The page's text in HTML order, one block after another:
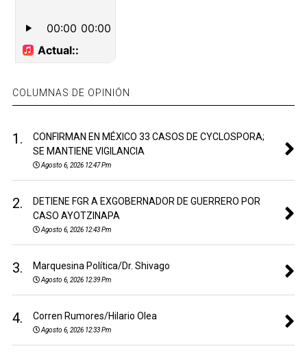
COLUMNAS DE OPINIÓN
1.
CONFIRMAN EN MÉXICO 33 CASOS DE CYCLOSPORA;
SE MANTIENE VIGILANCIA
Agosto 6, 2026 12:47 Pm
2.
DETIENE FGR A EXGOBERNADOR DE GUERRERO POR
CASO AYOTZINAPA
Agosto 6, 2026 12:43 Pm
3. Marquesina Política/Dr. Shivago
Agosto 6, 2026 12:39 Pm
4. Corren Rumores/Hilario Olea
Agosto 6, 2026 12:33 Pm